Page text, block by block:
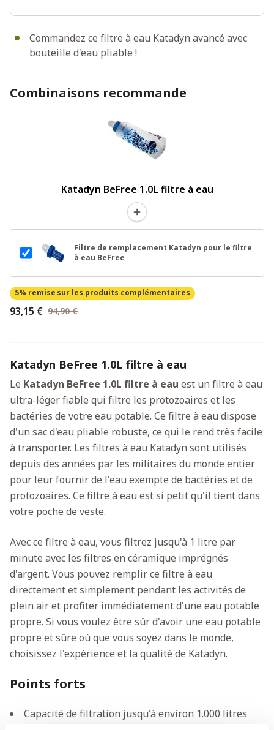
Commandez ce filtre à eau Katadyn avancé avec
bouteille d'eau pliable !
Combinaisons recommande
Katadyn BeFree 1.0L filtre à eau
Filtre de remplacement Katadyn pour le filtre
à eau BeFree
5% remise sur les produits complémentaires
93,15 € 94,90 €
Katadyn BeFree 1.0L filtre à eau
Le Katadyn BeFree 1.0L filtre à eau est un filtre à eau
ultra-léger fiable qui filtre les protozoaires et les
bactéries de votre eau potable. Ce filtre à eau dispose
d'un sac d'eau pliable robuste, ce qui le rend très facile
à transporter. Les filtres à eau Katadyn sont utilisés
depuis des années par les militaires du monde entier
pour leur fournir de l'eau exempte de bactéries et de
protozoaires. Ce filtre à eau est si petit qu'il tient dans
votre poche de veste.
Avec ce filtre à eau, vous filtrez jusqu'à 1 litre par
minute avec les filtres en céramique imprégnés
d'argent. Vous pouvez remplir ce filtre à eau
directement et simplement pendant les activités de
plein air et profiter immédiatement d'une eau potable
propre. Si vous voulez être sûr d'avoir une eau potable
propre et sûre où que vous soyez dans le monde,
choisissez l'expérience et la qualité de Katadyn.
Points forts
Capacité de filtration jusqu'à environ 1.000 litres